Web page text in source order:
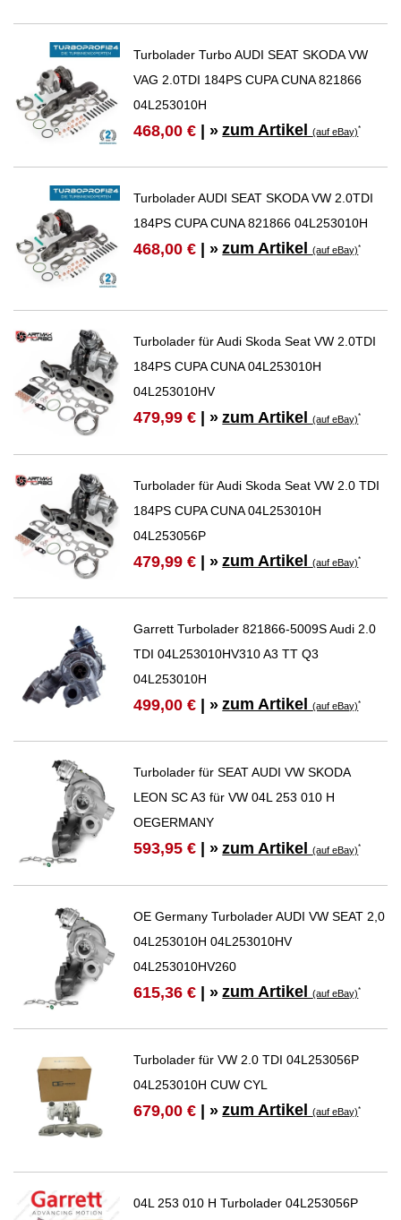
Turbolader Turbo AUDI SEAT SKODA VW
VAG 2.0TDI 184PS CUPA CUNA 821866
04L253010H
468,00 € | » zum Artikel(auf eBay)*
Turbolader AUDI SEAT SKODA VW 2.0TDI
184PS CUPA CUNA 821866 04L253010H
468,00 € | » zum Artikel(auf eBay)*
Turbolader für Audi Skoda Seat VW 2.0TDI
184PS CUPA CUNA 04L253010H
04L253010HV
479,99 € | » zum Artikel(auf eBay)*
Turbolader für Audi Skoda Seat VW 2.0 TDI
184PS CUPA CUNA 04L253010H
04L253056P
479,99 € | » zum Artikel(auf eBay)*
Garrett Turbolader 821866-5009S Audi 2.0
TDI 04L253010HV310 A3 TT Q3
04L253010H
499,00 € | » zum Artikel(auf eBay)*
Turbolader für SEAT AUDI VW SKODA
LEON SC A3 für VW 04L 253 010 H
OEGERMANY
593,95 € | » zum Artikel(auf eBay)*
OE Germany Turbolader AUDI VW SEAT 2,0
04L253010H 04L253010HV
04L253010HV260
615,36 € | » zum Artikel(auf eBay)*
Turbolader für VW 2.0 TDI 04L253056P
04L253010H CUW CYL
679,00 € | » zum Artikel(auf eBay)*
04L 253 010 H Turbolader 04L253056P